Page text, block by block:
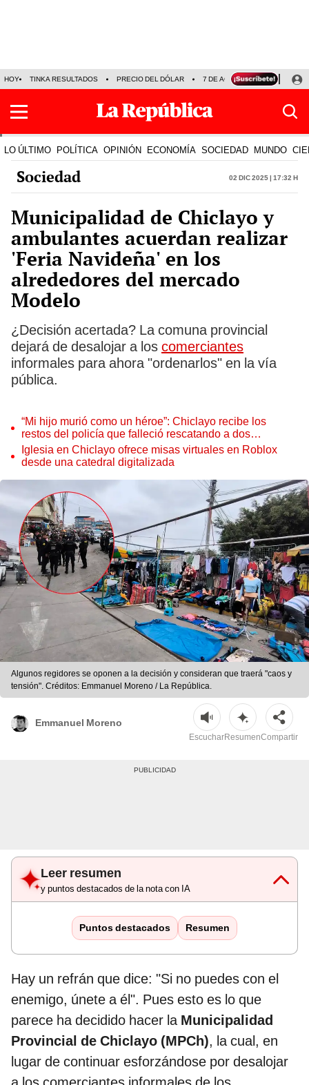
HOY TINKA RESULTADOS PRECIO DEL DÓLAR 7 DE AGOSTO OLLANTA
LO ÚLTIMO POLÍTICA OPINIÓN ECONOMÍA SOCIEDAD MUNDO
Sociedad 02 Dic 2025 | 17:32 h
Municipalidad de Chiclayo y
ambulantes acuerdan realizar
'Feria Navideña' en los
alrededores del mercado
Modelo
¿Decisión acertada? La comuna provincial
dejará de desalojar a los comerciantes
informales para ahora "ordenarlos" en la vía
pública.
“Mi hijo murió como un héroe”: Chiclayo recibe los
restos del policía que falleció rescatando a dos
personas
Iglesia en Chiclayo ofrece misas virtuales en Roblox
desde una catedral digitalizada
Algunos regidores se oponen a la decisión y consideran que traerá "caos y
tensión". Créditos: Emmanuel Moreno / La República.
Emmanuel Moreno
EscucharResumenCompartir
Leer resumen
y puntos destacados de la nota con IA
Puntos destacados Resumen
Hay un refrán que dice: "Si no puedes con el
enemigo, únete a él". Pues esto es lo que
parece ha decidido hacer la Municipalidad
Provincial de Chiclayo (MPCh), la cual, en
lugar de continuar esforzándose por desalojar